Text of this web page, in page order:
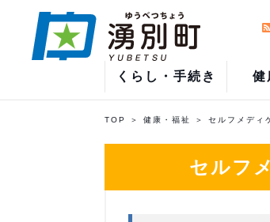
くらし・手続き 健
TOP 健康・福祉 セルフメディ
セルフ